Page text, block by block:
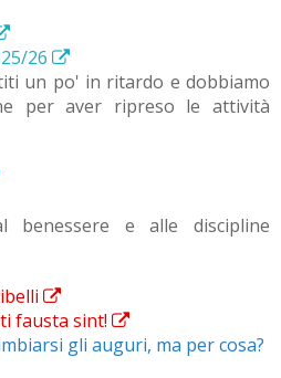
26
un po' in ritardo e dobbiamo
per aver ripreso le attività
benessere e alle discipline
fausta sint!
gli auguri, ma per cosa?